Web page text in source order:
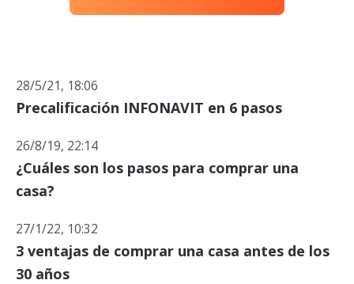
28/5/21, 18:06
Precalificación INFONAVIT en 6 pasos
26/8/19, 22:14
¿Cuáles son los pasos para comprar una
casa?
27/1/22, 10:32
3 ventajas de comprar una casa antes de los
30 años